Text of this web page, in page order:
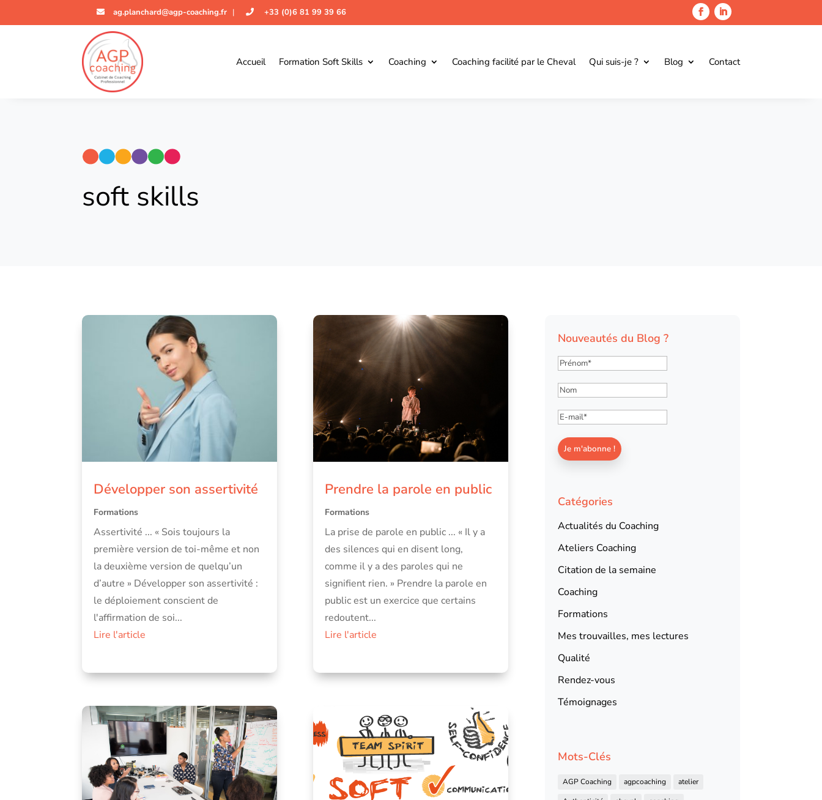
ag.planchard@agp-coaching.fr| +33 (0)6 81 99 39 66
Accueil Formation Soft Skills Coaching Coaching facilité par le Cheval Qui suis-je ? Blog Contact
soft skills
Développer son assertivité
Formations
Assertivité ... « Sois toujours la
première version de toi-même et non
la deuxième version de quelqu’un
d’autre » Développer son assertivité :
le déploiement conscient de
l'affirmation de soi...
Lire l'article
Prendre la parole en public
Formations
La prise de parole en public ... « Il y a
des silences qui en disent long,
comme il y a des paroles qui ne
signifient rien. » Prendre la parole en
public est un exercice que certains
redoutent...
Lire l'article
Nouveautés du Blog ?
Catégories
Actualités du Coaching
Ateliers Coaching
Citation de la semaine
Coaching
Formations
Mes trouvailles, mes lectures
Qualité
Rendez-vous
Témoignages
Mots-Clés
AGP Coaching agpcoaching
atelier